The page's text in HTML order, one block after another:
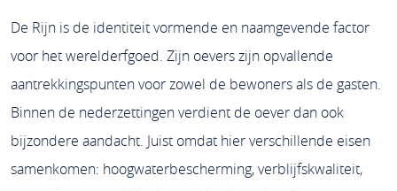
De Rijn is de identiteit vormende en naamgevende factor
voor het werelderfgoed. Zijn oevers zijn opvallende
aantrekkingspunten voor zowel de bewoners als de gasten.
Binnen de nederzettingen verdient de oever dan ook
bijzondere aandacht. Juist omdat hier verschillende eisen
samenkomen: hoogwaterbescherming, verblijfskwaliteit,